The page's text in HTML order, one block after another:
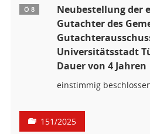
Ö 8
Neubestellung der
Gutachter des
Universitätsstadt
Dauer von 4 Jahren
einstimmig
151/2025